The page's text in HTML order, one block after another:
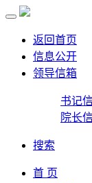
返回首页
信息公开
领导信箱
书记
院长
搜索
首 页